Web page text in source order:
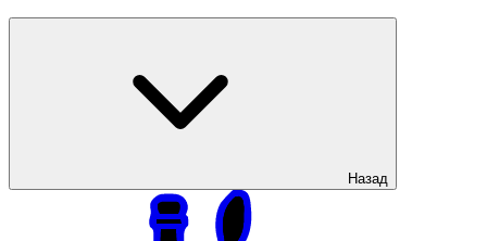
Назад